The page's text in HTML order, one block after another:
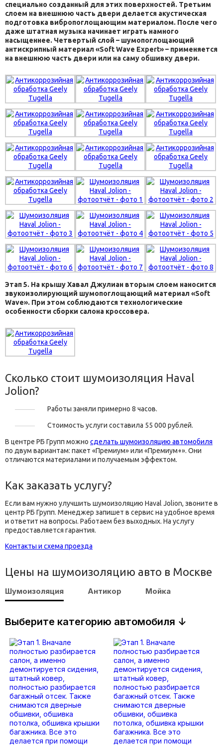
специально созданный для этих поверхностей. Третьим
слоем на внешнюю часть двери делается акустическая
подготовка вибропоглощающим материалом. После чего
даже штатная музыка начинает играть намного
насыщеннее. Четвертый слой – шумопоглощающий
антискрипный материал «Soft Wave Expert» – применяется
на внешнюю часть двери или на саму обшивку двери.
Этап 5. На крышу Хавал Джулиан вторым слоем наносится
звукоизолирующий шумопоглощающий материал «Soft
Wave». При этом соблюдаются технологические
особенности сборки салона кроссовера.
Сколько стоит шумоизоляция Haval
Jolion?
Работы заняли примерно 8 часов.
Стоимость услуги составила 55 000 рублей.
В центре РБ Групп можно сделать шумоизоляцию автомобиля
по двум вариантам: пакет «Премиум» или «Премиум+». Они
отличаются материалами и получаемым эффектом.
Как заказать услугу?
Если вам нужно улучшить шумоизоляцию Haval Jolion, звоните в
центр РБ Групп. Менеджер запишет в сервис на удобное время
и ответит на вопросы. Работаем без выходных. На услугу
предоставляется гарантия.
Контакты и схема проезда
Цены на шумоизоляцию авто в Москве
Шумоизоляция Антикор Мойка
Выберите категорию автомобиля ↓